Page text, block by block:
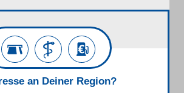
an Deiner Region?